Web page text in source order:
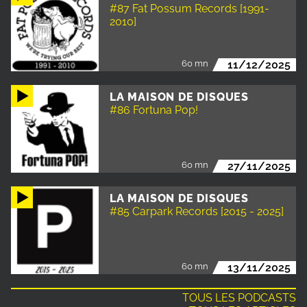
#87 Fat Possum Records [1991-
2010]
60 mn 11/12/2025
LA MAISON DE DISQUES
#86 Fortuna Pop!
60 mn 27/11/2025
LA MAISON DE DISQUES
#85 Carpark Records [2015 - 2025]
60 mn 13/11/2025
TOUS LES PODCASTS